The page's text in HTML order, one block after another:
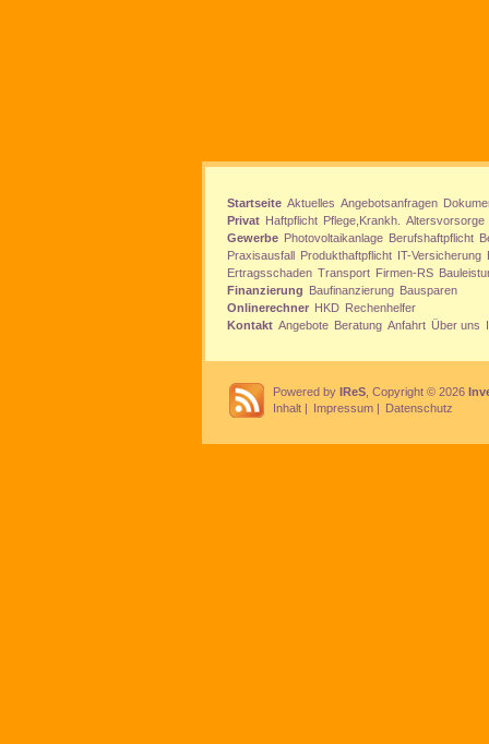
Startseite Aktuelles Angebotsanfragen
Privat Haftpflicht Pflege,Krankh.
Altersvorsorge
Gewerbe Photovoltaikanlage Berufshaftpflicht
Praxisausfall Produkthaftpflicht IT-Versicherung
Ertragsschaden Transport Firmen-RS
Finanzierung Baufinanzierung Bausparen
Onlinerechner HKD Rechenhelfer
Kontakt Angebote Beratung Anfahrt Über uns
Powered by IReS , Copyright © 2026
Inhalt | Impressum | Datenschutz